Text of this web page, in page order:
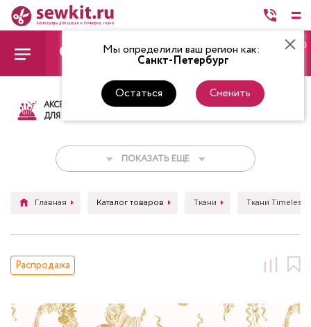
Мы определили ваш регион как:
Санкт-Петербург
Остаться Сменить
0
АКСЕССУАРЫ
ДЛЯ ШИТЬЯ
ТКАНИ НИТКИ
ПОКАЗАТЬ ЕЩЕ
Главная Каталог товаров Ткани Ткани Timeless
Распродажа